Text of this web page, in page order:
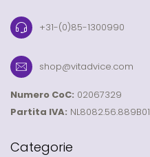
+31-(0)85-1300990
shop@vitadvice.com
Numero CoC: 02067329
Partita IVA: NL8082.56.889B01
Categorie